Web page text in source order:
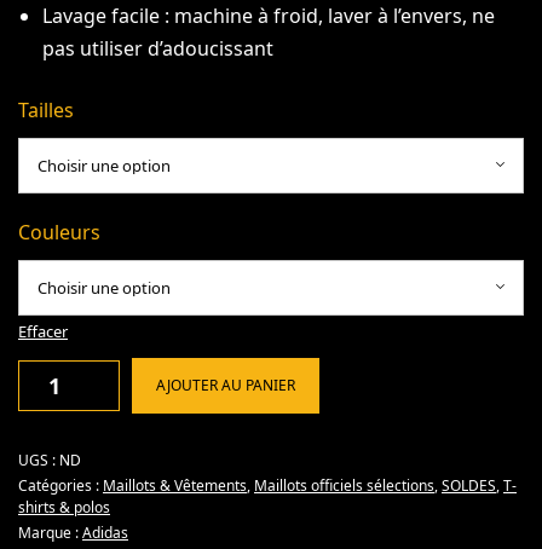
Lavage facile : machine à froid, laver à l’envers, ne
pas utiliser d’adoucissant
Tailles
Couleurs
Effacer
AJOUTER AU PANIER
UGS : ND
Catégories : Maillots & Vêtements, Maillots officiels sélections,SOLDES,T-
shirts & polos
Marque :Adidas